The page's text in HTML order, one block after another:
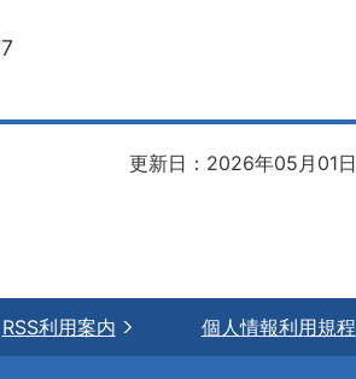
更新日：2026年05月01日
RSS利用案内 個人情報利用規程